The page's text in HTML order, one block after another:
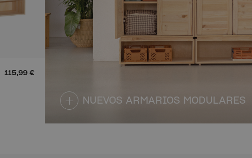
115,99 €
NUEVOS ARMARIOS MODULARES